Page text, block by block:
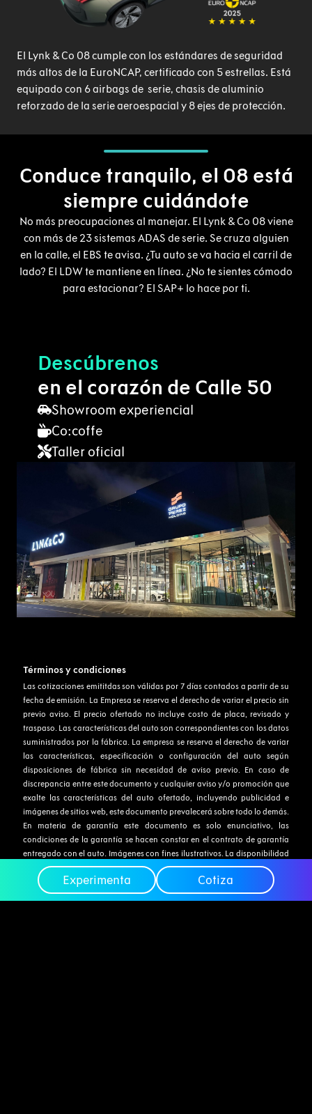
Experimenta Cotiza
El Lynk & Co 08 cumple con los estándares de seguridad
más altos de la EuroNCAP, certificado con 5 estrellas. Está
equipado con 6 airbags de serie, chasis de aluminio
reforzado de la serie aeroespacial y 8 ejes de protección.
Conduce tranquilo, el 08 está
siempre cuidándote
No más preocupaciones al manejar. El Lynk & Co 08 viene
con más de 23 sistemas ADAS de serie. Se cruza alguien
en la calle, el EBS te avisa. ¿Tu auto se va hacia el carril de
lado? El LDW te mantiene en línea. ¿No te sientes cómodo
para estacionar? El SAP+ lo hace por ti.
Descúbrenos
en el corazón de Calle 50
Showroom experiencial
Co:coffe
Taller oficial
Términos y condiciones
Las cotizaciones emititdas son válidas por 7 días contados a partir de su
fecha de emisión. La Empresa se reserva el derecho de variar el precio sin
previo aviso. El precio ofertado no incluye costo de placa, revisado y
traspaso. Las características del auto son correspondientes con los datos
suministrados por la fábrica. La empresa se reserva el derecho de variar
las características, especificación o configuración del auto según
disposiciones de fábrica sin necesidad de aviso previo. En caso de
discrepancia entre este documento y cualquier aviso y/o promoción que
exalte las características del auto ofertado, incluyendo publicidad e
imágenes de sitios web, este documento prevalecerá sobre todo lo demás.
En materia de garantía este documento es solo enunciativo, las
condiciones de la garantía se hacen constar en el contrato de garantía
entregado con el auto. Imágenes con fines ilustrativos. La disponibilidad
de colores internos y/o externos pueden variar sin previo aviso y están
sujetos a disponibilidad de inventario.